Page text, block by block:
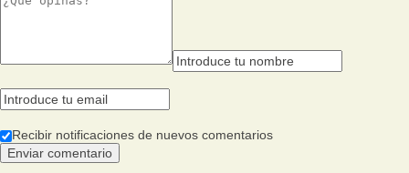
Recibir notificaciones de nuevos comentarios